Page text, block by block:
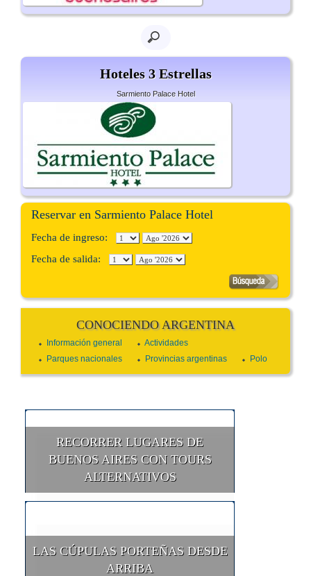
Hoteles 3 Estrellas
Sarmiento Palace Hotel
Reservar en Sarmiento Palace Hotel
Fecha de ingreso:
Fecha de salida:
CONOCIENDO ARGENTINA
Información general
Actividades
Parques nacionales
Provincias argentinas Polo
RECORRER LUGARES DE
BUENOS AIRES CON TOURS
ALTERNATIVOS
LAS CÚPULAS PORTEÑAS DESDE
ARRIBA